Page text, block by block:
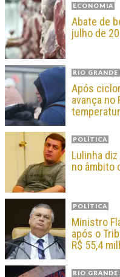
ECONOMIA
Abate de
julho de
RIO GRANDE
Após
avança no
POLÍTICA
Lulinha
no âmbito
POLÍTICA
Ministro
após o
R$ 55,4
RIO GRANDE